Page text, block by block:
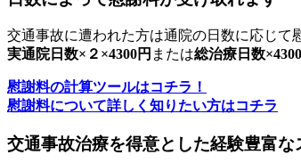
交通事故に遭われた方は通院の日数に応じて
実通院日数×２×4300円 または総治療日数
慰謝料の計算ツールはコチラ！
慰謝料について詳しく知りたい方はコチラ
交通事故治療を得意とした経験豊富